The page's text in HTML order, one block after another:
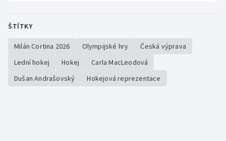
ŠTÍTKY
Milán Cortina 2026 Olympijské hry
Česká výprava
Lední hokej
Hokej
Carla MacLeodová
Dušan Andrašovský
Hokejová reprezentace